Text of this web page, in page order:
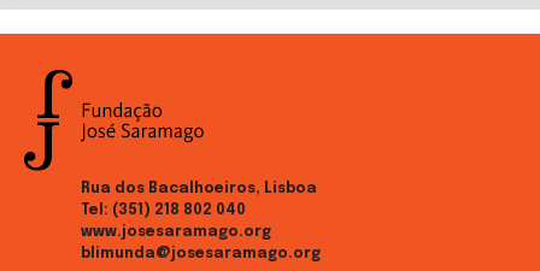
Rua dos Bacalhoeiros, Lisboa
Tel: (351) 218 802 040
www.josesaramago.org
blimunda@josesaramago.org